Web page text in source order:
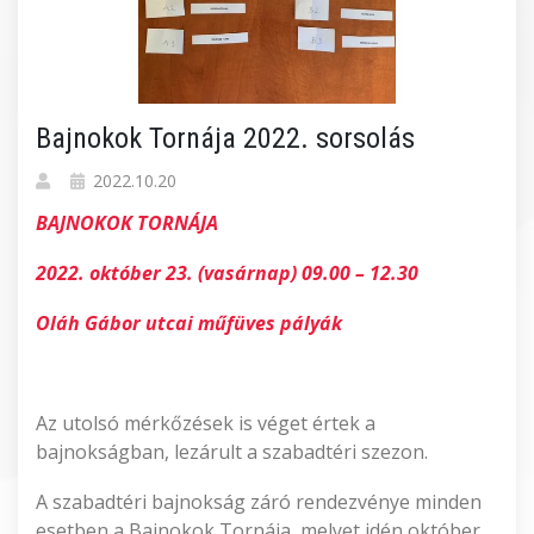
Bajnokok Tornája 2022. sorsolás
2022.10.20
BAJNOKOK TORNÁJA
2022. október 23. (vasárnap) 09.00 – 12.30
Oláh Gábor utcai műfüves pályák
Az utolsó mérkőzések is véget értek a
bajnokságban, lezárult a szabadtéri szezon.
A szabadtéri bajnokság záró rendezvénye minden